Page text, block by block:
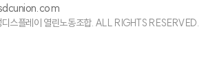
스플레이 열린노동조합. ALL RIGHTS RESERVED.